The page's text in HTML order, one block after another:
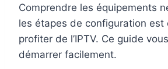
Comprendre les équipements
les étapes de configuration est
profiter de l’IPTV. Ce guide
démarrer facilement.